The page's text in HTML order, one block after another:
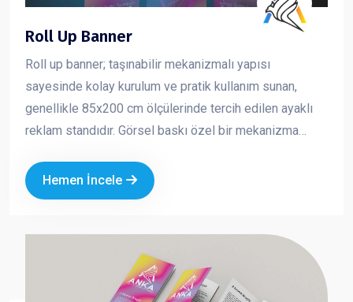
Roll Up Banner
Roll up banner; taşınabilir mekanizmalı yapısı
sayesinde kolay kurulum ve pratik kullanım sunan,
genellikle 85x200 cm ölçülerinde tercih edilen ayaklı
reklam standıdır. Görsel baskı özel bir mekanizma
çekilerek sabitlenir. Toplanmak istendiğinde ise tekrar
mekanizma içine rulo şeklinde sarılır. Hafif yapısı ve
kurumsal tanıtımlarda en çok tercih edilen reklam
Hemen İncele